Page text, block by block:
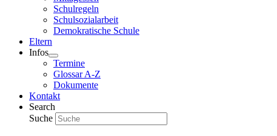
Schulregeln
Schulsozialarbeit
Demokratische Schule
Eltern
Infos
Termine
Glossar A-Z
Dokumente
Kontakt
Search
Suche